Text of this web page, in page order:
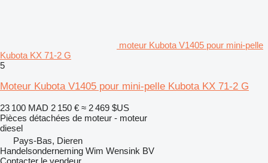
moteur Kubota V1405 pour mini-pelle
Kubota KX 71-2 G
5
Moteur Kubota V1405 pour mini-pelle Kubota KX 71-2 G
23 100 MAD 2 150 € ≈ 2 469 $US
Pièces détachées de moteur - moteur
diesel
Pays-Bas, Dieren
Handelsonderneming Wim Wensink BV
Contacter le vendeur